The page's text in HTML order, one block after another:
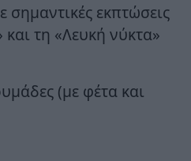
σημαντικές εκπτώσεις
τη «Λευκή νύκτα»
(με φέτα και